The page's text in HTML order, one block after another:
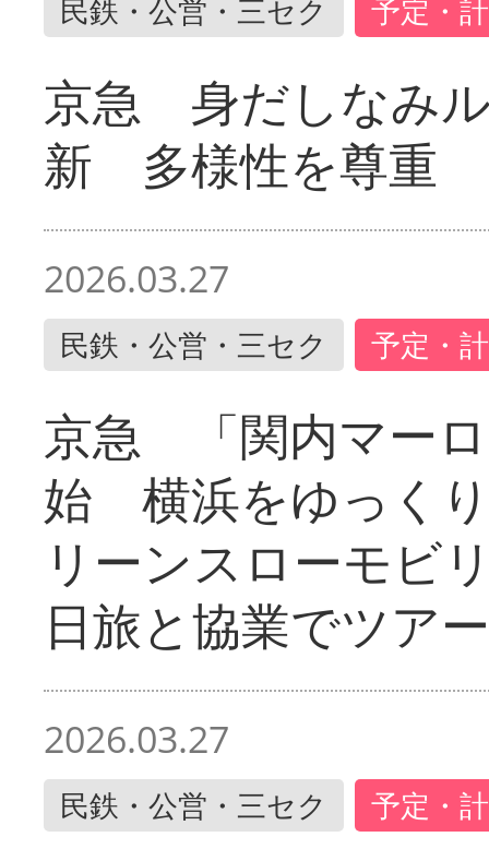
民鉄・公営・三セク 予定・
京急 身だしなみ
新 多様性を尊重
2026.03.27
民鉄・公営・三セク 予定・
京急 「関内マー
始 横浜をゆっく
リーンスローモ
日旅と協業でツアー
2026.03.27
民鉄・公営・三セク 予定・